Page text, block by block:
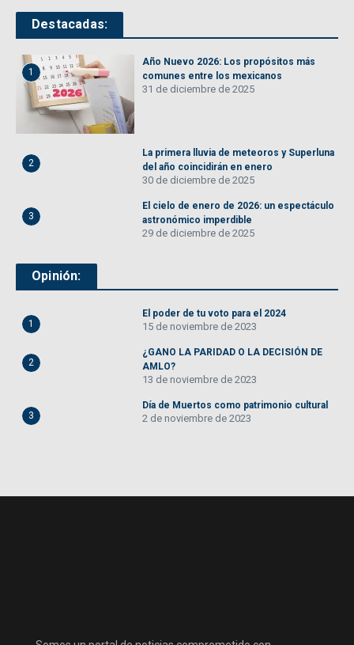
Destacadas:
1
Año Nuevo 2026: Los propósitos más
comunes entre los mexicanos
31 de diciembre de 2025
2
La primera lluvia de meteoros y Superluna
del año coincidirán en enero
30 de diciembre de 2025
3
El cielo de enero de 2026: un espectáculo
astronómico imperdible
29 de diciembre de 2025
Opinión:
1
El poder de tu voto para el 2024
15 de noviembre de 2023
2
¿GANO LA PARIDAD O LA DECISIÓN DE
AMLO?
13 de noviembre de 2023
3
Día de Muertos como patrimonio cultural
2 de noviembre de 2023